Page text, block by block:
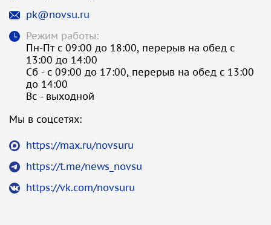
pk@novsu.ru
Режим работы:
Пн-Пт с 09:00 до 18:00, перерыв на обед с
13:00 до 14:00
Сб - с 09:00 до 17:00, перерыв на обед с 13:00
до 14:00
Вс - выходной
Мы в соцсетях:
https://max.ru/novsuru
https://t.me/news_novsu
https://vk.com/novsuru